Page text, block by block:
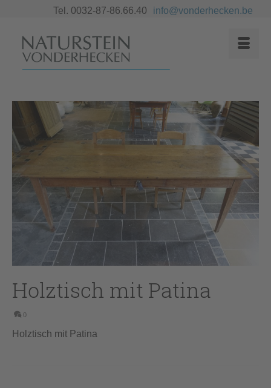
Tel. 0032-87-86.66.40 info@vonderhecken.be
Holztisch mit Patina
0
Holztisch mit Patina